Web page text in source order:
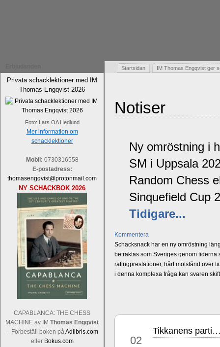
Privata schacklektioner med IM
Thomas Engqvist 2026
Foto: Lars OA Hedlund
Mer information om
schacklektioner
Mobil: 0730316558
E-postadress:
thomasengqvist@protonmail.com
NY SCHACKBOK 2026
CAPABLANCA: THE CHESS
MACHINE av IM Thomas Engqvist
– Förbeställ boken påAdlibris.com
eller Bokus.com
Startsidan IM Thomas Engqvist ger
Notiser
Ny omröstning i
SM i Uppsala
Random Chess
Sinquefield Cup
Tidigare...
Kommentera
Schacksnack har en ny omröstning
betraktas som Sveriges genom
ratingprestationer, hårt motstånd över
i denna komplexa fråga kan svaren
02
Tikkanens